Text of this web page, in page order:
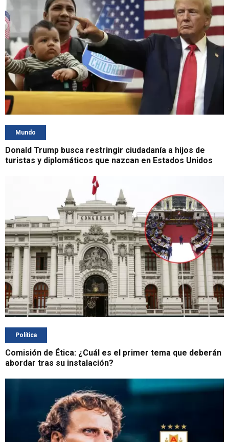
Mundo
Donald Trump busca restringir ciudadanía a hijos de
turistas y diplomáticos que nazcan en Estados Unidos
Política
Comisión de Ética: ¿Cuál es el primer tema que deberán
abordar tras su instalación?